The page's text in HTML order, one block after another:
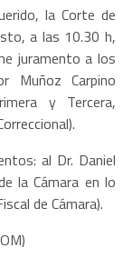
la Corte de
a las 10.30 h,
juramento a los
Muñoz Carpino
y Tercera,
al Dr. Daniel
la Cámara en lo
de Cámara).